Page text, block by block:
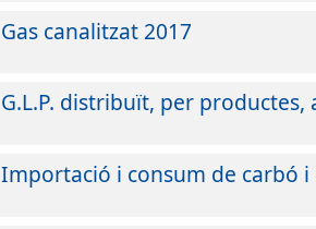
Gas canalitzat 2017
G.L.P. distribuït, per productes,
Importació i consum de carbó i